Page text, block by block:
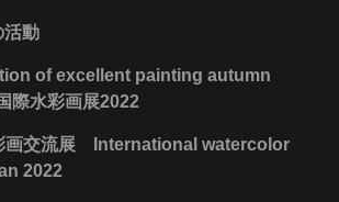
活動
of excellent painting autumn
際水彩画展2022
画交流展 International watercolor
2022